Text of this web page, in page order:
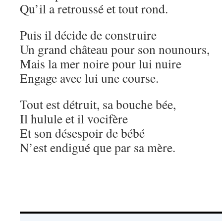
Qu’il a retroussé et tout rond.
Puis il décide de construire
Un grand château pour son nounours,
Mais la mer noire pour lui nuire
Engage avec lui une course.
Tout est détruit, sa bouche bée,
Il hulule et il vocifère
Et son désespoir de bébé
N’est endigué que par sa mère.